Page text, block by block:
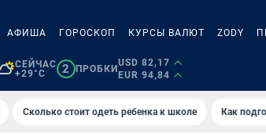
АФИША ГОРОСКОП КУРСЫ ВАЛЮТ ZODY
СЕЙЧАС
+29°C
2 ПРОБКИ
USD 82,17
EUR 94,84
Сколько стоит одеть ребенка к школе Как